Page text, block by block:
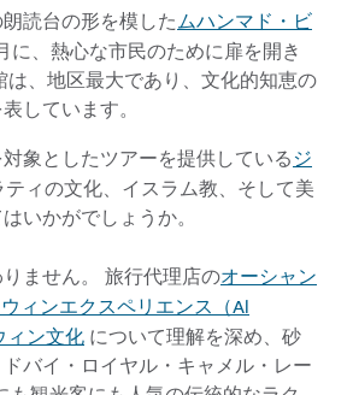
読台の形を模したムハンマド・ビ
に、熱心な市民のために扉を開き
、地区最大であり、文化的知恵の
しています。
象としたツアーを提供しているジ
ィの文化、イスラム教、そして美
いかがでしょうか。
ません。 旅行代理店のオーシャン
ィンエクスペリエンス（Al
ィン文化 について理解を深め、砂
バイ・ロイヤル・キャメル・レー